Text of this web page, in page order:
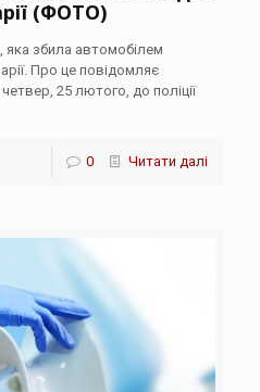
(ФОТО)
яка збила автомобілем
Про це повідомляє
25 лютого, до поліції
0 Читати далі